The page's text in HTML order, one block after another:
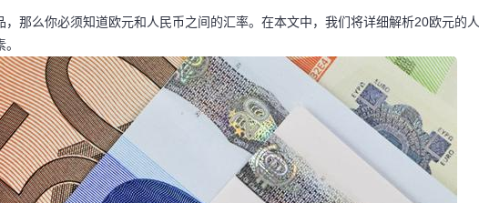
那么你必须知道欧元和人民币之间的汇率。在本文中，我们将详细解析20欧元的人